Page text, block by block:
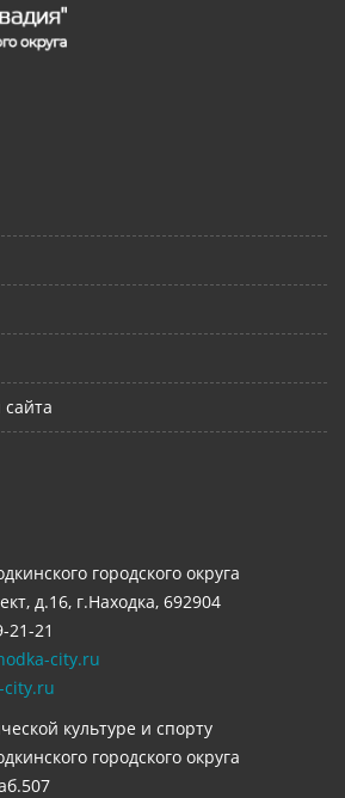
городского округа
д.16, г.Находка, 692904
21-21
city.ru
city.ru
культуре и спорту
городского округа